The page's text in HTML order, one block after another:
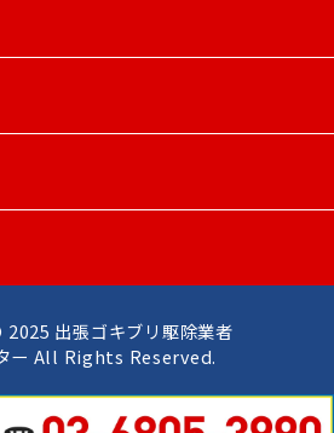
出張ゴキブリ駆除業者
ー All Rights Reserved.